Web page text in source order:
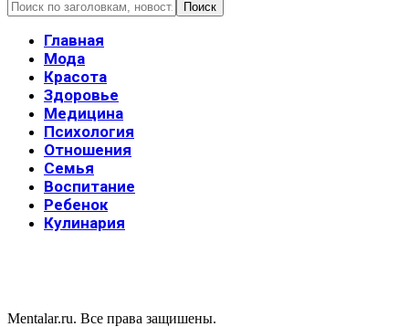
Главная
Мода
Красота
Здоровье
Медицина
Психология
Отношения
Семья
Воспитание
Ребенок
Кулинария
Mentalar.ru. Все права защишены.